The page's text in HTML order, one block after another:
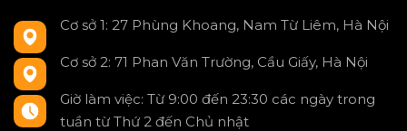
Cơ sở 1: 27 Phùng Khoang, Nam Từ Liêm, Hà Nội
Cơ sở 2: 71 Phan Văn Trường, Cầu Giấy, Hà Nội
Giờ làm việc: Từ 9:00 đến 23:30 các ngày trong
tuần từ Thứ 2 đến Chủ nhật